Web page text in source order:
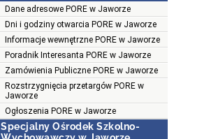
Dane adresowe PORE w Jaworze
Dni i godziny otwarcia PORE w Jaworze
Informacje wewnętrzne PORE w Jaworze
Poradnik Interesanta PORE w Jaworze
Zamówienia Publiczne PORE w Jaworze
Rozstrzygnięcia przetargów PORE w
Jaworze
Ogłoszenia PORE w Jaworze
Specjalny Ośrodek Szkolno-